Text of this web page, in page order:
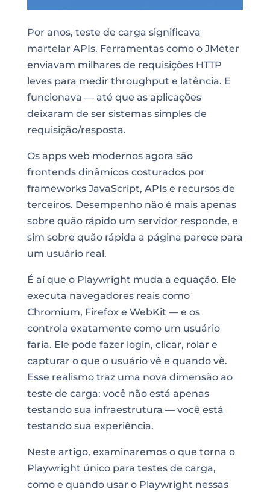
Por anos, teste de carga significava
martelar APIs. Ferramentas como o JMeter
enviavam milhares de requisições HTTP
leves para medir throughput e latência. E
funcionava — até que as aplicações
deixaram de ser sistemas simples de
requisição/resposta.
Os apps web modernos agora são
frontends dinâmicos costurados por
frameworks JavaScript, APIs e recursos de
terceiros. Desempenho não é mais apenas
sobre quão rápido um servidor responde, e
sim sobre quão rápida a página parece para
um usuário real.
É aí que o Playwright muda a equação. Ele
executa navegadores reais como
Chromium, Firefox e WebKit — e os
controla exatamente como um usuário
faria. Ele pode fazer login, clicar, rolar e
capturar o que o usuário vê e quando vê.
Esse realismo traz uma nova dimensão ao
teste de carga: você não está apenas
testando sua infraestrutura — você está
testando sua experiência.
Neste artigo, examinaremos o que torna o
Playwright único para testes de carga,
como e quando usar o Playwright nessas